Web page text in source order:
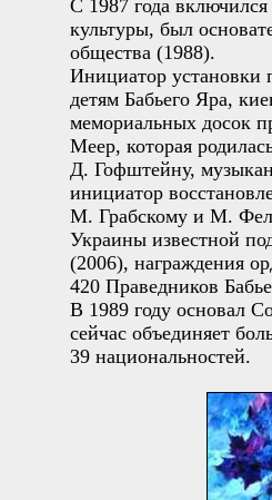
С 1987 года
культуры, был
общества (1988).
Инициатор
детям Бабьего Яра,
мемориальных досок
Меер, которая
Д. Гофштейну,
инициатор
М. Грабскому и М.
Украины известной
(2006), награждения
420 Праведников
В 1989 году основал
сейчас объединяет
39 национальностей.